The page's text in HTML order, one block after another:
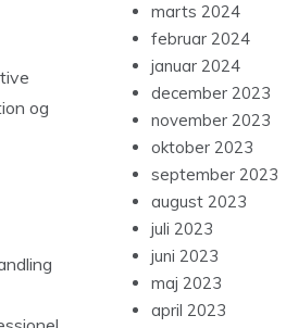
og
marts 2024
februar 2024
januar 2024
december 2023
november 2023
oktober 2023
september 2023
august 2023
juli 2023
juni 2023
maj 2023
april 2023